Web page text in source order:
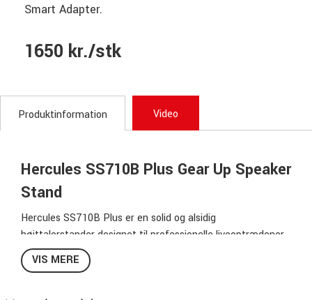
Smart Adapter.
1650 kr./stk
Produktinformation Video
Hercules SS710B Plus Gear Up Speaker
Stand
Hercules SS710B Plus er en solid og alsidig
højttalerstander designet til professionelle liveoptrædener,
installationer og events. Med Gear Up-system, EZ-adapter
og justerbart nivelleringsben opnås høj stabilitet, sikkerhed
VIS MERE